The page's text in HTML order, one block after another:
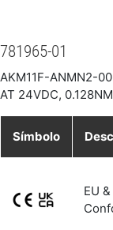
781965-01
AKM11F-ANMN2-
AT 24VDC, 0.128NM
Símbolo
EU